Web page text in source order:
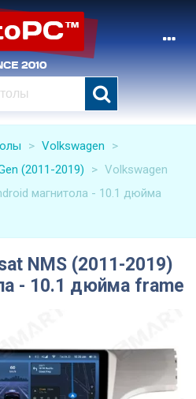
> Volkswagen
>
(2011-2019)
> Volkswagen
магнитола - 10.1 дюйма
NMS (2011-2019)
- 10.1 дюйма frame